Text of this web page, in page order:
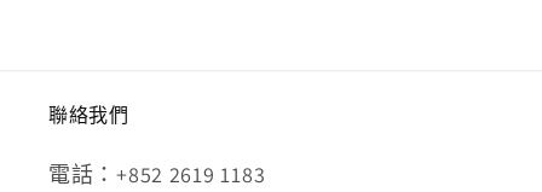
聯絡我們
電話：+852 2619 1183